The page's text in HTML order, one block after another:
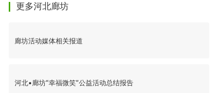
更多河北廊坊
廊坊活动媒体相关报道
河北•廊坊“幸福微笑”公益活动总结报告